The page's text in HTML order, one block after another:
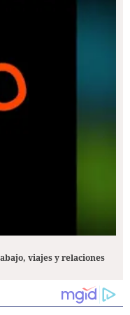
viajes y relaciones